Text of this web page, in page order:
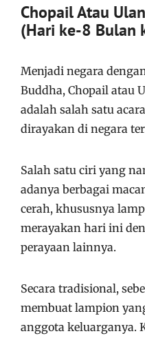
Chopail Atau
(Hari ke-8 Bulan
Menjadi negara
Buddha, Chopail atau
adalah salah satu
dirayakan di negara
Salah satu ciri yang
adanya berbagai
cerah, khususnya
merayakan hari ini
perayaan lainnya.
Secara tradisional,
membuat lampion
anggota keluarganya.